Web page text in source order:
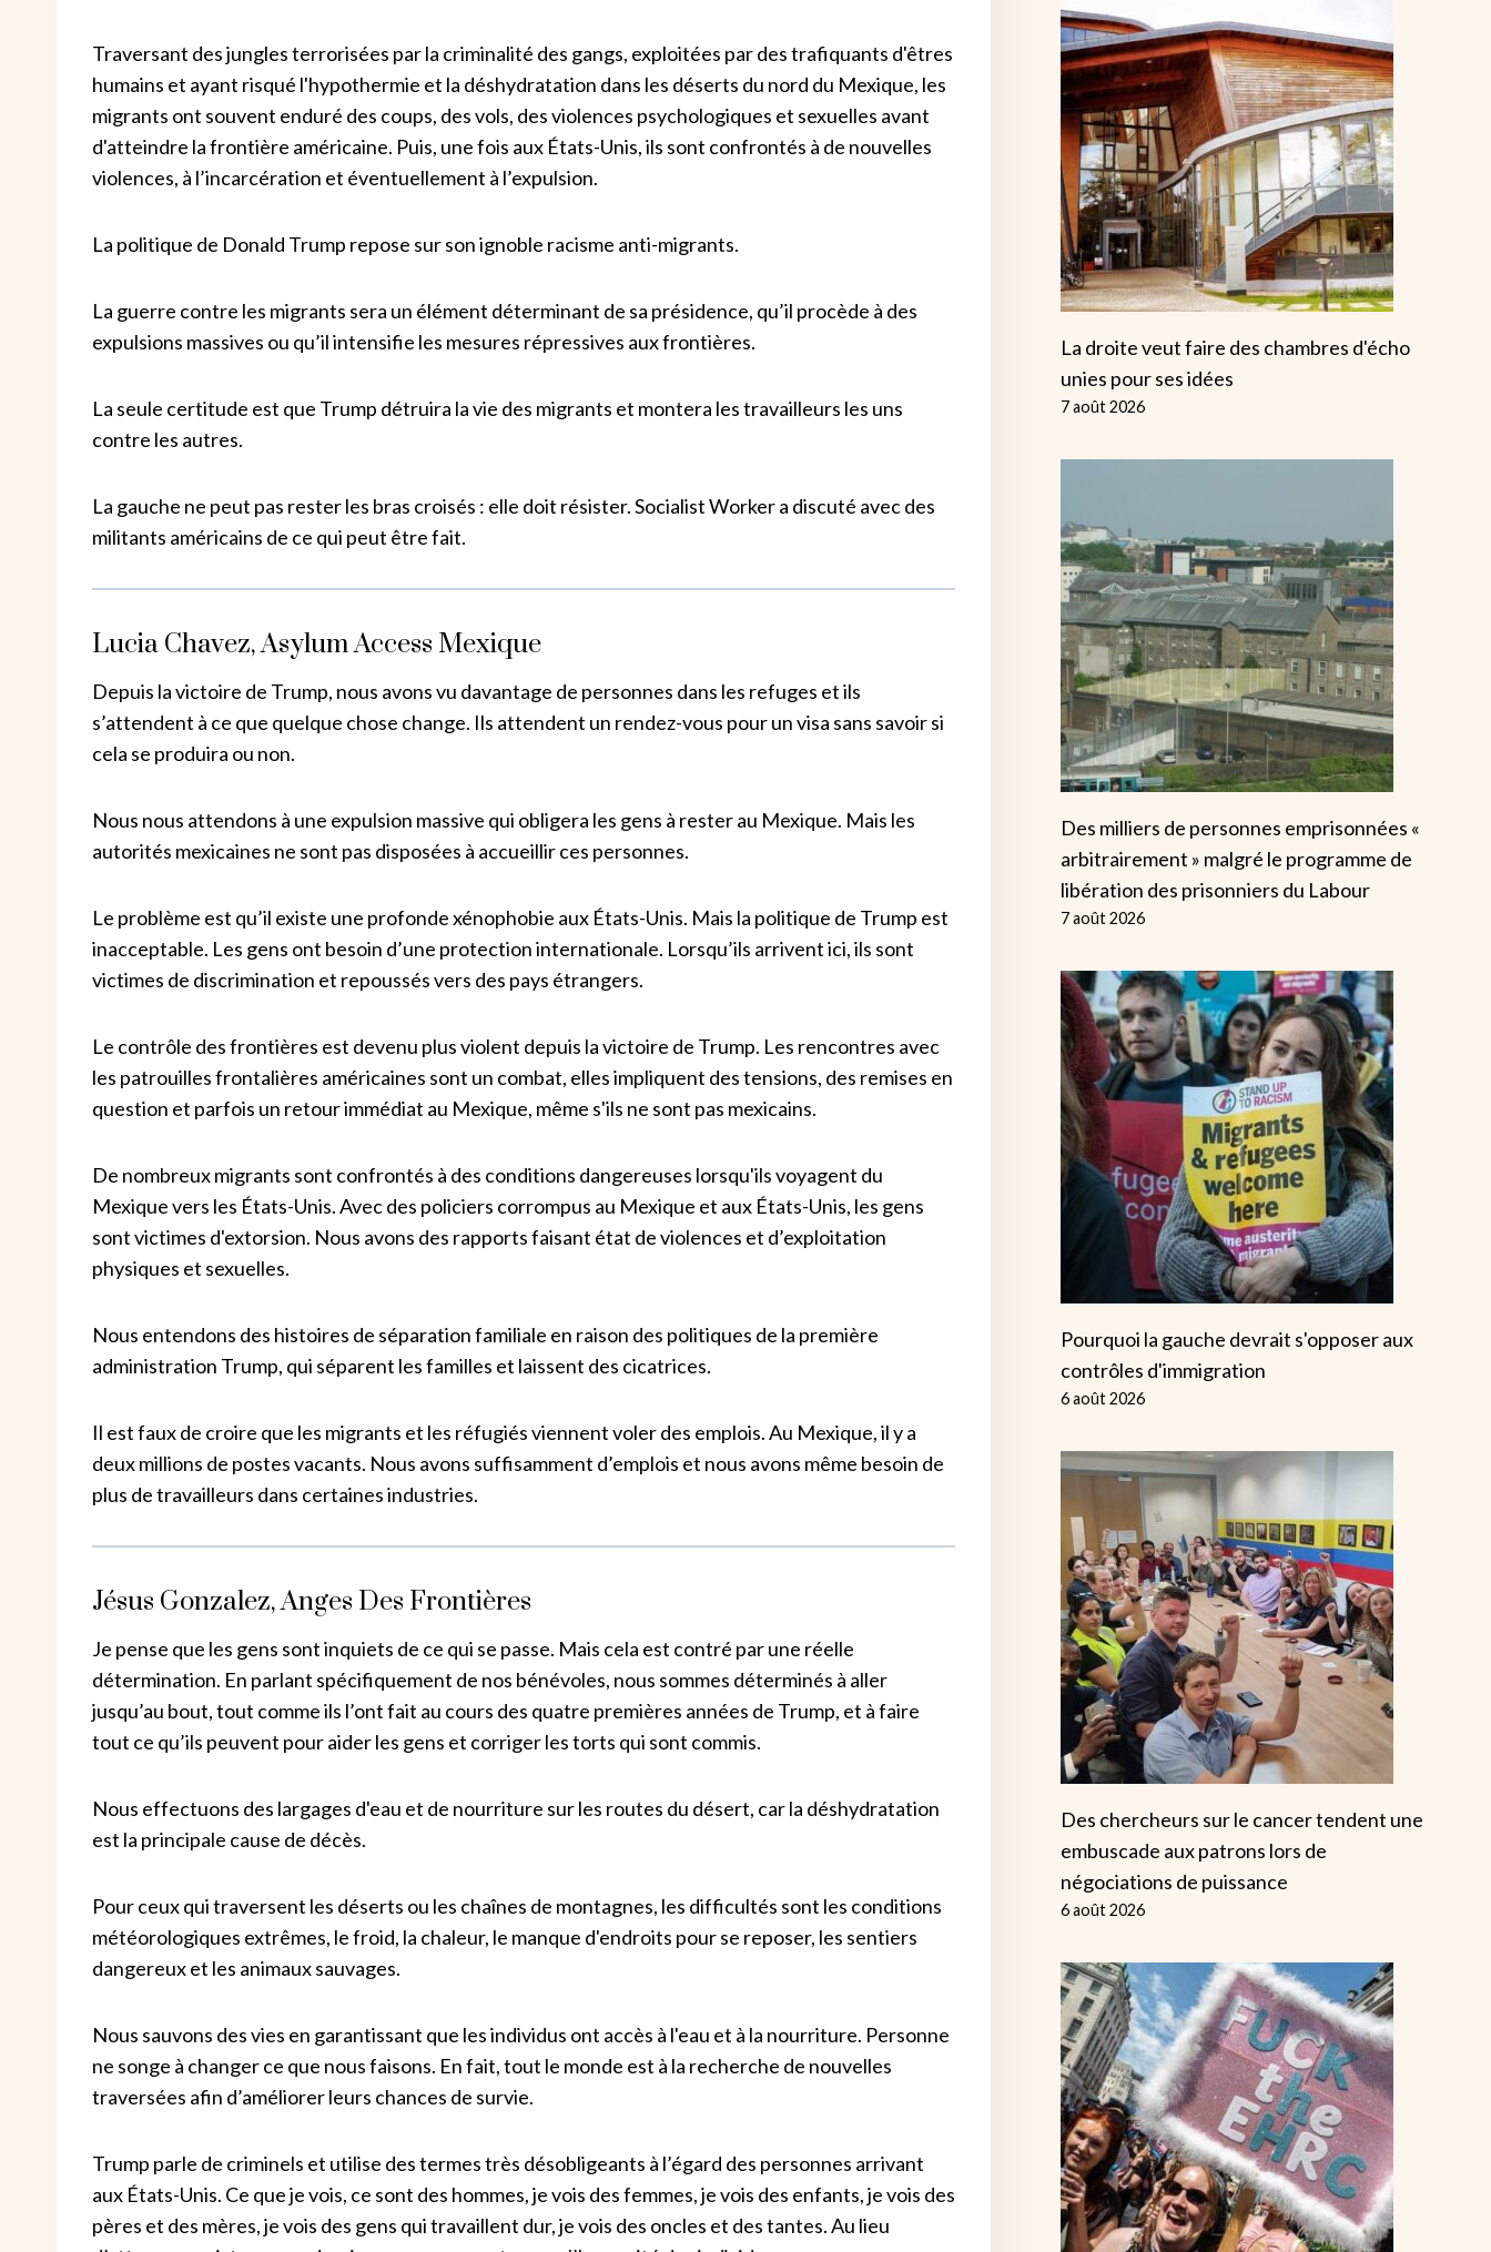
Traversant des jungles terrorisées par la criminalité des gangs, exploitées par des trafiquants d'êtres
humains et ayant risqué l'hypothermie et la déshydratation dans les déserts du nord du Mexique, les
migrants ont souvent enduré des coups, des vols, des violences psychologiques et sexuelles avant
d'atteindre la frontière américaine. Puis, une fois aux États-Unis, ils sont confrontés à de nouvelles
violences, à l’incarcération et éventuellement à l’expulsion.
La politique de Donald Trump repose sur son ignoble racisme anti-migrants.
La guerre contre les migrants sera un élément déterminant de sa présidence, qu’il procède à des
expulsions massives ou qu’il intensifie les mesures répressives aux frontières.
La seule certitude est que Trump détruira la vie des migrants et montera les travailleurs les uns
contre les autres.
La gauche ne peut pas rester les bras croisés : elle doit résister. Socialist Worker a discuté avec des
militants américains de ce qui peut être fait.
Lucia Chavez, Asylum Access Mexique
Depuis la victoire de Trump, nous avons vu davantage de personnes dans les refuges et ils
s’attendent à ce que quelque chose change. Ils attendent un rendez-vous pour un visa sans savoir si
cela se produira ou non.
Nous nous attendons à une expulsion massive qui obligera les gens à rester au Mexique. Mais les
autorités mexicaines ne sont pas disposées à accueillir ces personnes.
Le problème est qu’il existe une profonde xénophobie aux États-Unis. Mais la politique de Trump est
inacceptable. Les gens ont besoin d’une protection internationale. Lorsqu’ils arrivent ici, ils sont
victimes de discrimination et repoussés vers des pays étrangers.
Le contrôle des frontières est devenu plus violent depuis la victoire de Trump. Les rencontres avec
les patrouilles frontalières américaines sont un combat, elles impliquent des tensions, des remises en
question et parfois un retour immédiat au Mexique, même s'ils ne sont pas mexicains.
De nombreux migrants sont confrontés à des conditions dangereuses lorsqu'ils voyagent du
Mexique vers les États-Unis. Avec des policiers corrompus au Mexique et aux États-Unis, les gens
sont victimes d'extorsion. Nous avons des rapports faisant état de violences et d’exploitation
physiques et sexuelles.
Nous entendons des histoires de séparation familiale en raison des politiques de la première
administration Trump, qui séparent les familles et laissent des cicatrices.
Il est faux de croire que les migrants et les réfugiés viennent voler des emplois. Au Mexique, il y a
deux millions de postes vacants. Nous avons suffisamment d’emplois et nous avons même besoin de
plus de travailleurs dans certaines industries.
Jésus Gonzalez, Anges Des Frontières
Je pense que les gens sont inquiets de ce qui se passe. Mais cela est contré par une réelle
détermination. En parlant spécifiquement de nos bénévoles, nous sommes déterminés à aller
jusqu’au bout, tout comme ils l’ont fait au cours des quatre premières années de Trump, et à faire
tout ce qu’ils peuvent pour aider les gens et corriger les torts qui sont commis.
Nous effectuons des largages d'eau et de nourriture sur les routes du désert, car la déshydratation
est la principale cause de décès.
Pour ceux qui traversent les déserts ou les chaînes de montagnes, les difficultés sont les conditions
météorologiques extrêmes, le froid, la chaleur, le manque d'endroits pour se reposer, les sentiers
dangereux et les animaux sauvages.
Nous sauvons des vies en garantissant que les individus ont accès à l'eau et à la nourriture. Personne
ne songe à changer ce que nous faisons. En fait, tout le monde est à la recherche de nouvelles
traversées afin d’améliorer leurs chances de survie.
Trump parle de criminels et utilise des termes très désobligeants à l’égard des personnes arrivant
aux États-Unis. Ce que je vois, ce sont des hommes, je vois des femmes, je vois des enfants, je vois des
pères et des mères, je vois des gens qui travaillent dur, je vois des oncles et des tantes. Au lieu
La droite veut faire des chambres d'écho
unies pour ses idées
7 août 2026
Des milliers de personnes emprisonnées «
arbitrairement » malgré le programme de
libération des prisonniers du Labour
7 août 2026
Pourquoi la gauche devrait s'opposer aux
contrôles d'immigration
6 août 2026
Des chercheurs sur le cancer tendent une
embuscade aux patrons lors de
négociations de puissance
6 août 2026